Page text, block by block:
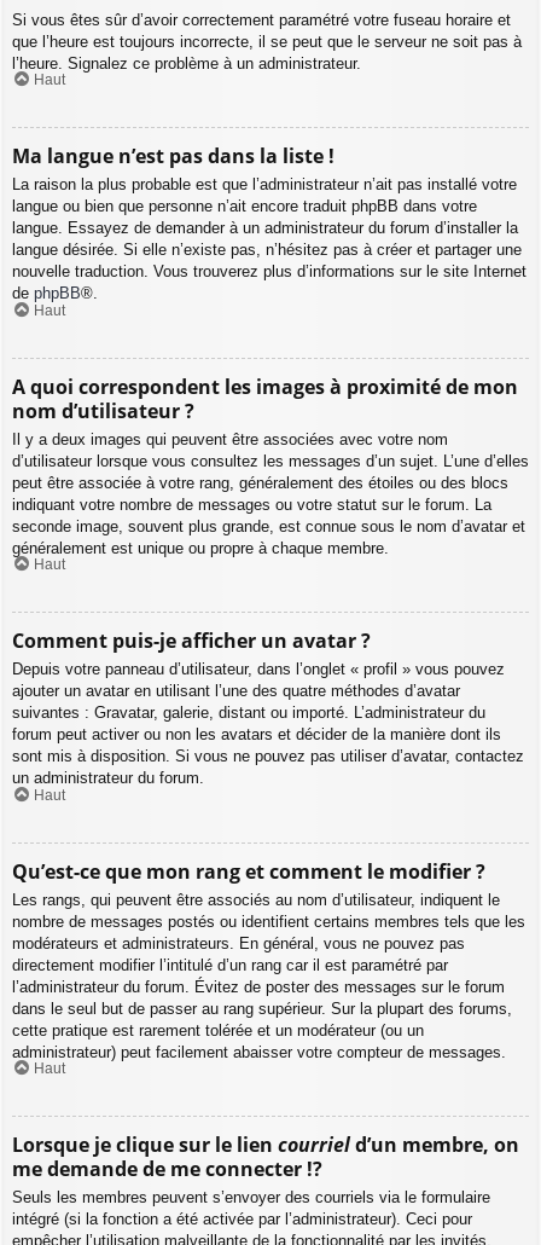
Si vous êtes sûr d’avoir correctement paramétré votre fuseau horaire et
que l’heure est toujours incorrecte, il se peut que le serveur ne soit pas à
l’heure. Signalez ce problème à un administrateur.
Haut
Ma langue n’est pas dans la liste !
La raison la plus probable est que l’administrateur n’ait pas installé votre
langue ou bien que personne n’ait encore traduit phpBB dans votre
langue. Essayez de demander à un administrateur du forum d’installer la
langue désirée. Si elle n’existe pas, n’hésitez pas à créer et partager une
nouvelle traduction. Vous trouverez plus d’informations sur le site Internet
de phpBB®.
Haut
A quoi correspondent les images à proximité de mon
nom d’utilisateur ?
Il y a deux images qui peuvent être associées avec votre nom
d’utilisateur lorsque vous consultez les messages d’un sujet. L’une d’elles
peut être associée à votre rang, généralement des étoiles ou des blocs
indiquant votre nombre de messages ou votre statut sur le forum. La
seconde image, souvent plus grande, est connue sous le nom d’avatar et
généralement est unique ou propre à chaque membre.
Haut
Comment puis-je afficher un avatar ?
Depuis votre panneau d’utilisateur, dans l’onglet « profil » vous pouvez
ajouter un avatar en utilisant l’une des quatre méthodes d’avatar
suivantes : Gravatar, galerie, distant ou importé. L’administrateur du
forum peut activer ou non les avatars et décider de la manière dont ils
sont mis à disposition. Si vous ne pouvez pas utiliser d’avatar, contactez
un administrateur du forum.
Haut
Qu’est-ce que mon rang et comment le modifier ?
Les rangs, qui peuvent être associés au nom d’utilisateur, indiquent le
nombre de messages postés ou identifient certains membres tels que les
modérateurs et administrateurs. En général, vous ne pouvez pas
directement modifier l’intitulé d’un rang car il est paramétré par
l’administrateur du forum. Évitez de poster des messages sur le forum
dans le seul but de passer au rang supérieur. Sur la plupart des forums,
cette pratique est rarement tolérée et un modérateur (ou un
administrateur) peut facilement abaisser votre compteur de messages.
Haut
Lorsque je clique sur le lien courrield’un membre, on
me demande de me connecter !?
Seuls les membres peuvent s’envoyer des courriels via le formulaire
intégré (si la fonction a été activée par l’administrateur). Ceci pour
empêcher l’utilisation malveillante de la fonctionnalité par les invités.